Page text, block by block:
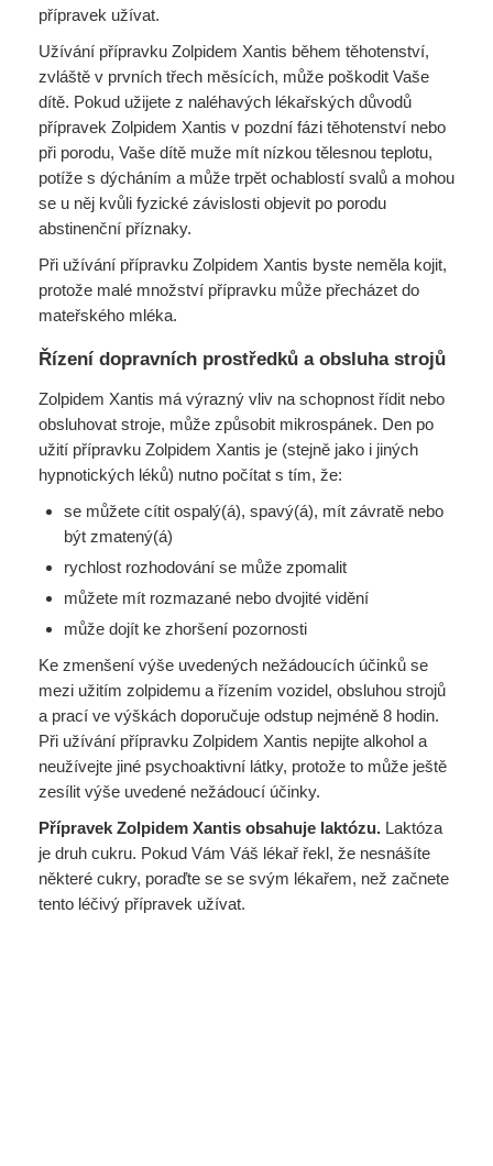
přípravek užívat.
Užívání přípravku Zolpidem Xantis během těhotenství,
zvláště v prvních třech měsících, může poškodit Vaše
dítě. Pokud užijete z naléhavých lékařských důvodů
přípravek Zolpidem Xantis v pozdní fázi těhotenství nebo
při porodu, Vaše dítě muže mít nízkou tělesnou teplotu,
potíže s dýcháním a může trpět ochablostí svalů a mohou
se u něj kvůli fyzické závislosti objevit po porodu
abstinenční příznaky.
Při užívání přípravku Zolpidem Xantis byste neměla kojit,
protože malé množství přípravku může přecházet do
mateřského mléka.
Řízení dopravních prostředků a obsluha strojů
Zolpidem Xantis má výrazný vliv na schopnost řídit nebo
obsluhovat stroje, může způsobit mikrospánek. Den po
užití přípravku Zolpidem Xantis je (stejně jako i jiných
hypnotických léků) nutno počítat s tím, že:
se můžete cítit ospalý(á), spavý(á), mít závratě nebo
být zmatený(á)
rychlost rozhodování se může zpomalit
můžete mít rozmazané nebo dvojité vidění
může dojít ke zhoršení pozornosti
Ke zmenšení výše uvedených nežádoucích účinků se
mezi užitím zolpidemu a řízením vozidel, obsluhou strojů
a prací ve výškách doporučuje odstup nejméně 8 hodin.
Při užívání přípravku Zolpidem Xantis nepijte alkohol a
neužívejte jiné psychoaktivní látky, protože to může ještě
zesílit výše uvedené nežádoucí účinky.
Přípravek Zolpidem Xantis obsahuje laktózu. Laktóza
je druh cukru. Pokud Vám Váš lékař řekl, že nesnášíte
některé cukry, poraďte se se svým lékařem, než začnete
tento léčivý přípravek užívat.